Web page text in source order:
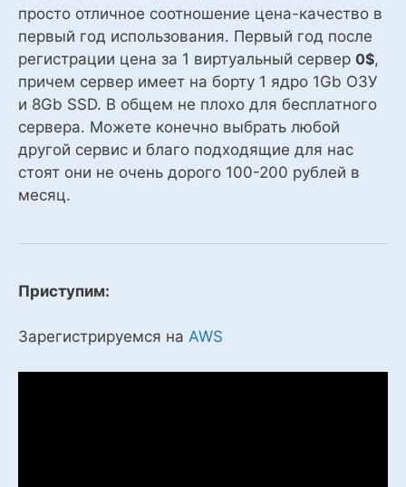
просто отличное соотношение цена-качество в
первый год использования. Первый год после
регистрации цена за 1 виртуальный сервер 0$,
причем сервер имеет на борту 1 ядро 1Gb ОЗУ
и 8Gb SSD. В общем не плохо для бесплатного
сервера. Можете конечно выбрать любой
другой сервис и благо подходящие для нас
стоят они не очень дорого 100-200 рублей в
месяц.
Приступим:
Зарегистрируемся на AWS